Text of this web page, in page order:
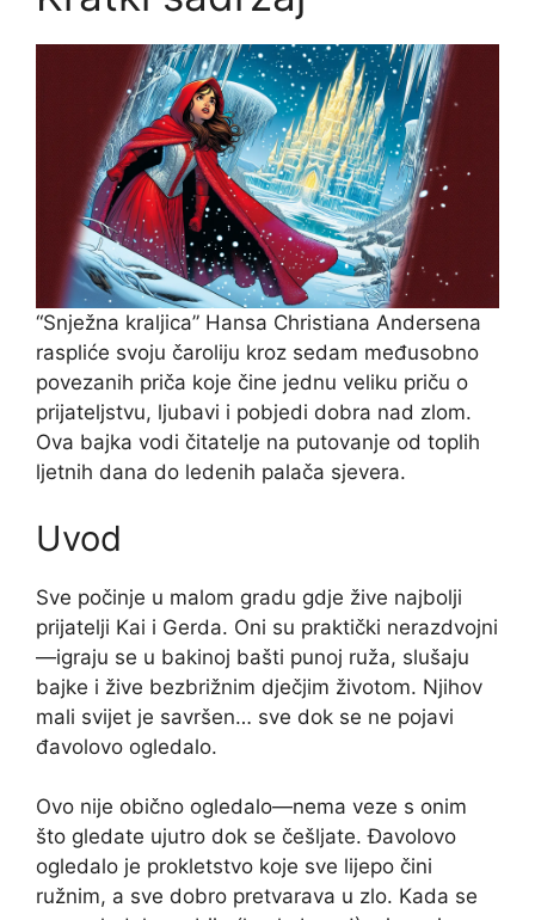
“Snježna kraljica” Hansa Christiana Andersena
raspliće svoju čaroliju kroz sedam međusobno
povezanih priča koje čine jednu veliku priču o
prijateljstvu, ljubavi i pobjedi dobra nad zlom.
Ova bajka vodi čitatelje na putovanje od toplih
ljetnih dana do ledenih palača sjevera.
Uvod
Sve počinje u malom gradu gdje žive najbolji
prijatelji Kai i Gerda. Oni su praktički nerazdvojni
—igraju se u bakinoj bašti punoj ruža, slušaju
bajke i žive bezbrižnim dječjim životom. Njihov
mali svijet je savršen… sve dok se ne pojavi
đavolovo ogledalo.
Ovo nije obično ogledalo—nema veze s onim
što gledate ujutro dok se češljate. Đavolovo
ogledalo je prokletstvo koje sve lijepo čini
ružnim, a sve dobro pretvarava u zlo. Kada se